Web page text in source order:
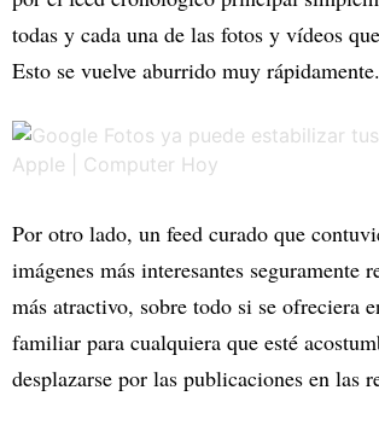
todas y cada una de las fotos y vídeos
Esto se vuelve aburrido muy rápidamente.
Por otro lado, un feed curado que
imágenes más interesantes seguramente
más atractivo, sobre todo si se ofreciera
familiar para cualquiera que esté
desplazarse por las publicaciones en las